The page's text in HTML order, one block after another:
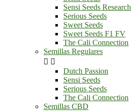
Sensi Seeds Research
Serious Seeds
Sweet Seeds
Sweet Seeds F1 FV
The Cali Connection
Semillas Regulares
 
Dutch Passion
Sensi Seeds
Serious Seeds
The Cali Connection
Semillas CBD